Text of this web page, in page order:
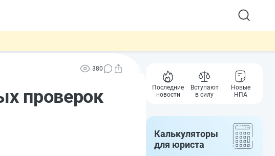
380
проверок
Последние
новости
Вступают
в силу
Новые
НПА
Калькуляторы
для юриста